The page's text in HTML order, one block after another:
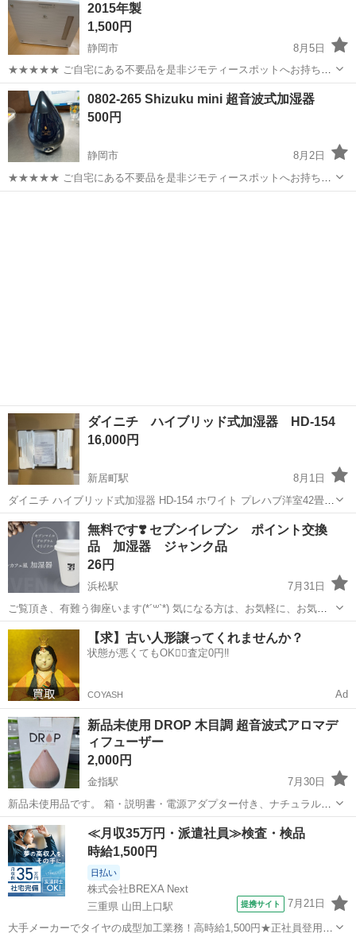
2015年製
1,500円
静岡市
8月5日
★★★★★ ご自宅にある不要品を是非ジモティースポットへお持ち込
みしませんか？ 家電、趣味・スポーツ・レジャー用品、こども用品、
衣料服飾品、生活雑貨、家具、本、CD・DVDなどが無料でまとめて持
ち込めます！ ※詳細はこ...
静岡 静岡市
0802-265 Shizuku mini 超音波式加湿器
500円
静岡市
8月2日
★★★★★ ご自宅にある不要品を是非ジモティースポットへお持ち込
みしませんか？ 家電、趣味・スポーツ・レジャー用品、こども用品、
ダイニチ ハイブリッド式加湿器 HD-154
16,000円
新居町駅
8月1日
ダイニチ ハイブリッド式加湿器 HD-154 ホワイト プレハブ洋室42畳ま
で 定価: 79,600円で購入 インターネットショッピングで購入して、ワ
ンシーズンのみ使用しました。 タンクやトレイカバー等はかなり綺麗
な状態...
静岡 湖西市 新居町駅 季節、空調家電 ダイニチ
無料です❣️ セブンイレブン ポイント交換
品 加湿器 ジャンク品
26円
浜松駅
7月31日
ご覧頂き、有難う御座います(*´꒳`*) 気になる方は、お気軽に、お気に
入り登録★お問い合わせ下さいませ！ ジャンク品です！ 2シーズン使
って、加湿の煙の出が悪くなったそうです。 電源は入るそうです。 見
た目はかなり綺麗で...
静岡 浜松市 浜松駅 季節、空調家電
【求】古い人形譲ってくれませんか？
状態が悪くてもOK🙆‍♀️査定0円‼️
COYASH Ad
新品未使用 DROP 木目調 超音波式アロマデ
ィフューザー
2,000円
金指駅
7月30日
新品未使用品です。 箱・説明書・電源アダプター付き、ナチュラルな
木目調デザインの超音波式アロマディフューザーです。 直接引取り、
または着払いでの発送も対応可能です。店舗からの配送をご希望の場
合は、お気軽にご連絡ください。
静岡 浜松市 金指駅 季節、空調家電
アロマディフューザー
≪月収35万円・派遣社員≫検査・検品
時給1,500円
日払い
株式会社BREXA Next
三重県 山田上口駅
提携サイト 7月21日
大手メーカーでタイヤの成型加工業務！高時給1,500円★正社員登用制